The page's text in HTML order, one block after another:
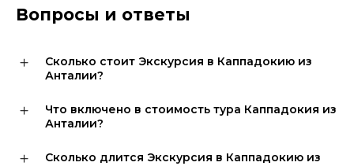
Вопросы и ответы
Сколько стоит Экскурсия в Каппадокию из
Анталии?
Что включено в стоимость тура Каппадокия из
Анталии?
Сколько длится Экскурсия в Каппадокию из